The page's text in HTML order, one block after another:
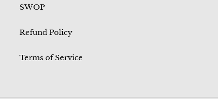
SWOP
Refund Policy
Terms of Service